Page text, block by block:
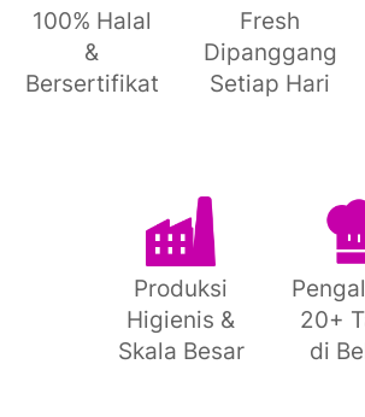
100% Halal
&
Bersertifikat
Fresh
Dipanggang
Setiap Hari
Produksi
Higienis &
Skala Besar
20+
di